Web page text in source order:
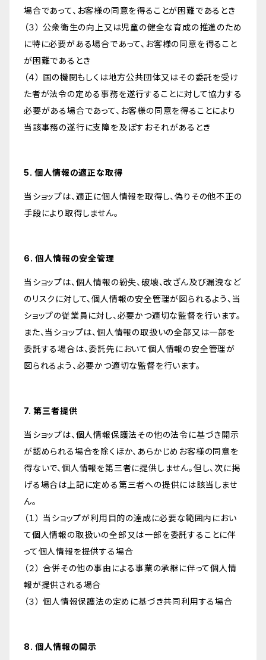
場合であって、お客様の同意を得ることが困難であるとき
（３） 公衆衛生の向上又は児童の健全な育成の推進のため
に特に必要がある場合であって、お客様の同意を得ること
が困難であるとき
（４） 国の機関もしくは地方公共団体又はその委託を受け
た者が法令の定める事務を遂行することに対して協力する
必要がある場合であって、お客様の同意を得ることにより
当該事務の遂行に支障を及ぼすおそれがあるとき
5. 個人情報の適正な取得
当ショップは、適正に個人情報を取得し、偽りその他不正の
手段により取得しません。
6. 個人情報の安全管理
当ショップは、個人情報の紛失、破壊、改ざん及び漏洩など
のリスクに対して、個人情報の安全管理が図られるよう、当
ショップの従業員に対し、必要かつ適切な監督を行います。
また、当ショップは、個人情報の取扱いの全部又は一部を
委託する場合は、委託先において個人情報の安全管理が
図られるよう、必要かつ適切な監督を行います。
7. 第三者提供
当ショップは、個人情報保護法その他の法令に基づき開示
が認められる場合を除くほか、あらかじめお客様の同意を
得ないで、個人情報を第三者に提供しません。但し、次に掲
げる場合は上記に定める第三者への提供には該当しませ
ん。
（１） 当ショップが利用目的の達成に必要な範囲内におい
て個人情報の取扱いの全部又は一部を委託することに伴
って個人情報を提供する場合
（２） 合併その他の事由による事業の承継に伴って個人情
報が提供される場合
（３） 個人情報保護法の定めに基づき共同利用する場合
8. 個人情報の開示